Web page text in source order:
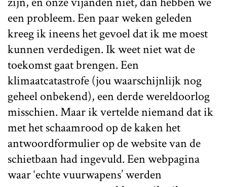
een probleem. Een paar weken geleden
kreeg ik ineens het gevoel dat ik me moest
kunnen verdedigen. Ik weet niet wat de
toekomst gaat brengen. Een
klimaatcatastrofe (jou waarschijnlijk nog
geheel onbekend), een derde wereldoorlog
misschien. Maar ik vertelde niemand dat ik
met het schaamrood op de kaken het
antwoordformulier op de website van de
schietbaan had ingevuld. Een webpagina
waar ‘echte vuurwapens’ werden